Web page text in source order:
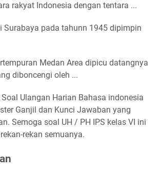
rakyat Indonesia dengan tentara ...
Surabaya pada tahunn 1945 dipimpin
Medan Area dipicu datangnya
diboncengi oleh ...
Ulangan Harian Bahasa indonesia
Ganjil dan Kunci Jawaban yang
Semoga soal UH / PH IPS kelas VI ini
rekan semuanya.